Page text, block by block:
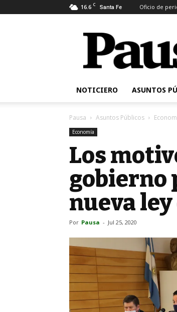
16.6 C Santa Fe Oficio de
Pausa
NOTICIERO ASUNTOS
Pausa Asuntos Públicos
Economía
Los
gobierno
nueva ley
Por Pausa - Jul 25, 2020